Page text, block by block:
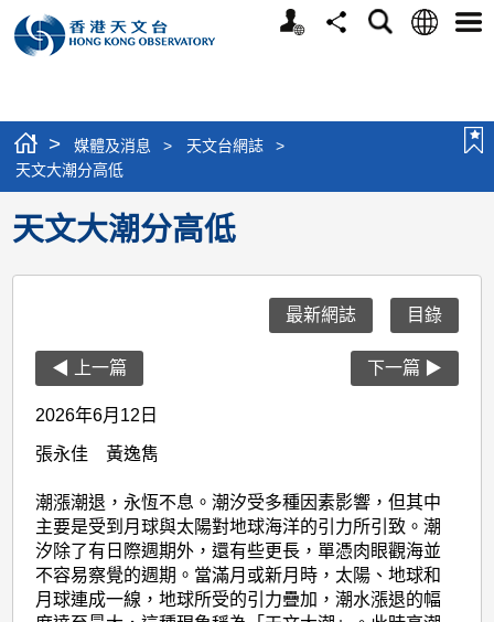
個
分
搜
語
選
> 媒體及消息 > 天文台網誌
>
天文大潮分高低
天文大潮分高低
最新網誌 目錄
◀ 上一篇 下一篇 ▶
2026年6月12日
張永佳 黃逸雋
潮漲潮退，永恆不息。潮汐受多種因素影響，但其中
主要是受到月球與太陽對地球海洋的引力所引致。潮
汐除了有日際週期外，還有些更長，單憑肉眼觀海並
不容易察覺的週期。當滿月或新月時，太陽、地球和
月球連成一線，地球所受的引力疊加，潮水漲退的幅